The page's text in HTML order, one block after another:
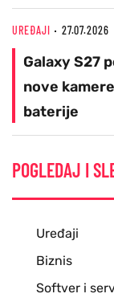
UREĐAJI 27.07.2026
Galaxy S27
nove
baterije
POGLEDAJ I
Uređaji
Biznis
Softver i